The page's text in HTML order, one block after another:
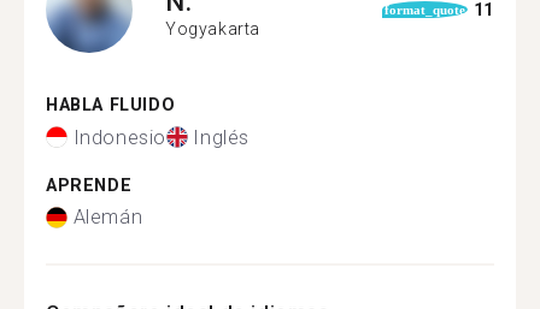
Yogyakarta
format_quote 11
HABLA FLUIDO
Indonesio Inglés
APRENDE
Alemán